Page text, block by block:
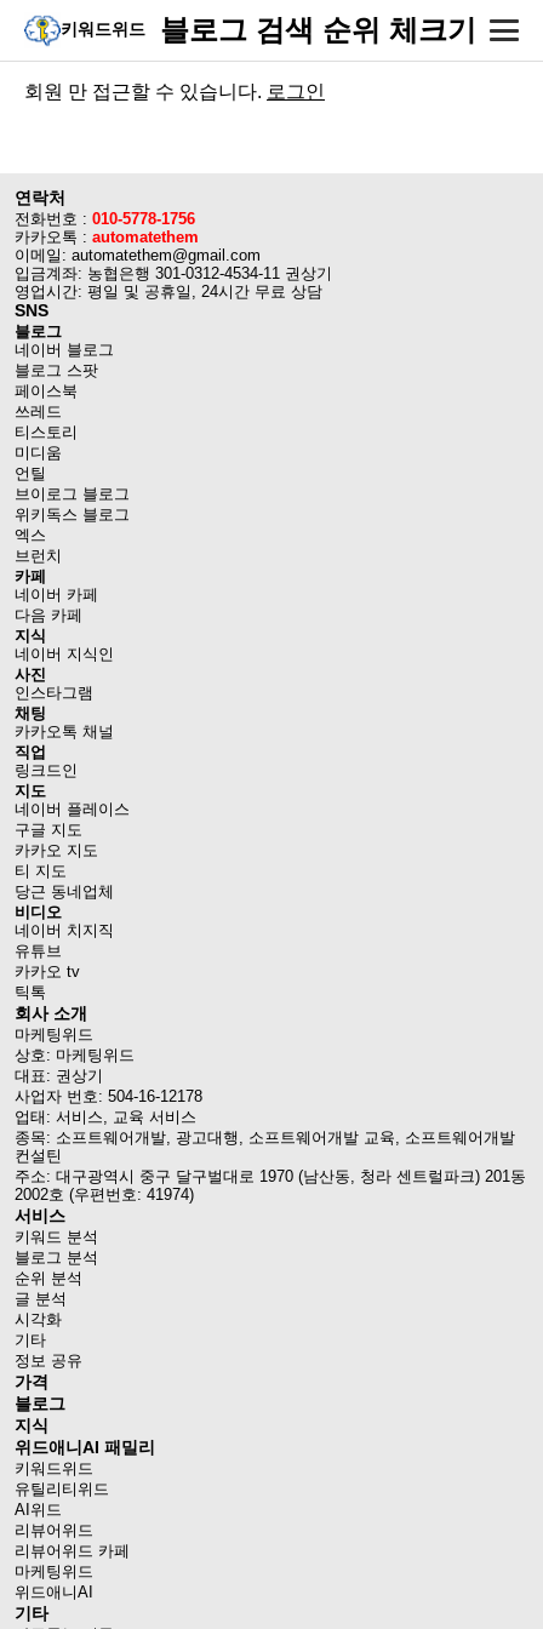
키워드위드 블로그 검색 순위 체크기
회원 만 접근할 수 있습니다. 로그인
연락처
전화번호 : 010-5778-1756
카카오톡 : automatethem
이메일: automatethem@gmail.com
입금계좌: 농협은행 301-0312-4534-11 권상기
영업시간: 평일 및 공휴일, 24시간 무료 상담
SNS
블로그
네이버 블로그
블로그 스팟
페이스북
쓰레드
티스토리
미디움
언틸
브이로그 블로그
위키독스 블로그
엑스
브런치
카페
네이버 카페
다음 카페
지식
네이버 지식인
사진
인스타그램
채팅
카카오톡 채널
직업
링크드인
지도
네이버 플레이스
구글 지도
카카오 지도
티 지도
당근 동네업체
비디오
네이버 치지직
유튜브
카카오 tv
틱톡
회사 소개
마케팅위드
상호: 마케팅위드
대표: 권상기
사업자 번호: 504-16-12178
업태: 서비스, 교육 서비스
종목: 소프트웨어개발, 광고대행, 소프트웨어개발 교육, 소프트웨어개발
컨설틴
주소: 대구광역시 중구 달구벌대로 1970 (남산동, 청라 센트럴파크) 201동
2002호 (우편번호: 41974)
서비스
키워드 분석
블로그 분석
순위 분석
글 분석
시각화
기타
정보 공유
가격
블로그
지식
위드애니AI 패밀리
키워드위드
유틸리티위드
AI위드
리뷰어위드
리뷰어위드 카페
마케팅위드
위드애니AI
기타